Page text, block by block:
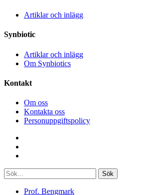
Artiklar och inlägg
Synbiotic
Artiklar och inlägg
Om Synbiotics
Kontakt
Om oss
Kontakta oss
Personuppgiftspolicy
Sök
Prof. Bengmark